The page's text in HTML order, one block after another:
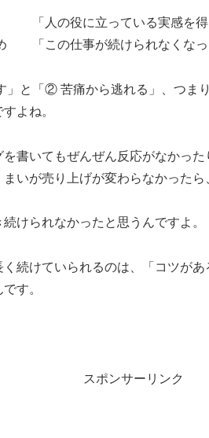
人の役に立っている実感を得
「この仕事が続けられなくなっ
」と「② 苦痛から逃れる」、つま
よね。
書いてもぜんぜん反応がなかった
いが売り上げが変わらなかったら
けられなかったと思うんですよ。
続けていられるのは、「コツが
す。
スポンサーリンク